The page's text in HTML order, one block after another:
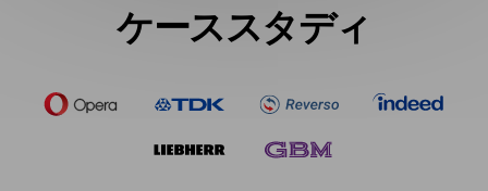
ケーススタディ